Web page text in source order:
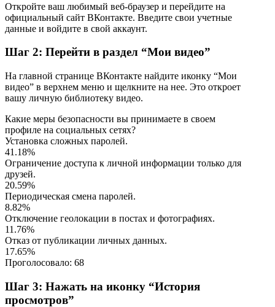
Откройте ваш любимый веб-браузер и перейдите на
официальный сайт ВКонтакте. Введите свои учетные
данные и войдите в свой аккаунт.
Шаг 2: Перейти в раздел “Мои видео”
На главной странице ВКонтакте найдите иконку “Мои
видео” в верхнем меню и щелкните на нее. Это откроет
вашу личную библиотеку видео.
Какие меры безопасности вы принимаете в своем
профиле на социальных сетях?
Установка сложных паролей.
41.18%
Ограничение доступа к личной информации только для
друзей.
20.59%
Периодическая смена паролей.
8.82%
Отключение геолокации в постах и фотографиях.
11.76%
Отказ от публикации личных данных.
17.65%
Проголосовало: 68
Шаг 3: Нажать на иконку “История
просмотров”